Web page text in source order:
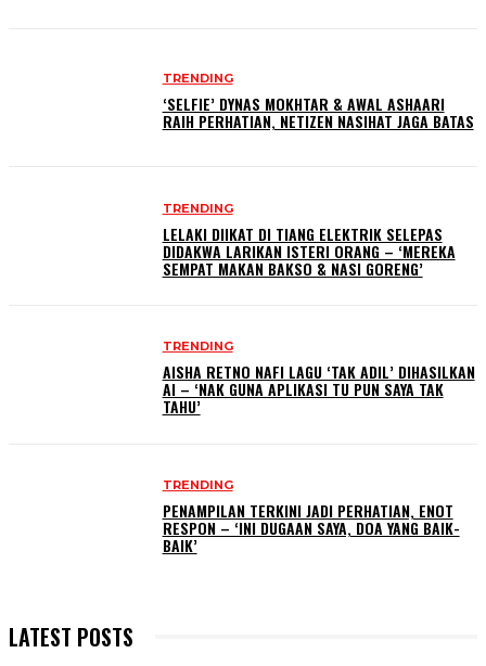
TRENDING
‘SELFIE’ DYNAS MOKHTAR & AWAL ASHAARI
RAIH PERHATIAN, NETIZEN NASIHAT JAGA BATAS
TRENDING
LELAKI DIIKAT DI TIANG ELEKTRIK SELEPAS
DIDAKWA LARIKAN ISTERI ORANG – ‘MEREKA
SEMPAT MAKAN BAKSO & NASI GORENG’
TRENDING
AISHA RETNO NAFI LAGU ‘TAK ADIL’ DIHASILKAN
AI – ‘NAK GUNA APLIKASI TU PUN SAYA TAK
TAHU’
TRENDING
PENAMPILAN TERKINI JADI PERHATIAN, ENOT
RESPON – ‘INI DUGAAN SAYA, DOA YANG BAIK-
BAIK’
LATEST POSTS